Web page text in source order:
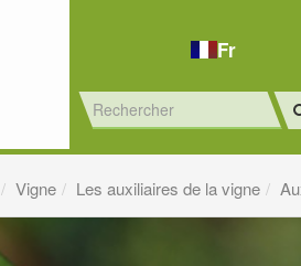
Fr
Vigne Les auxiliaires de la vigne